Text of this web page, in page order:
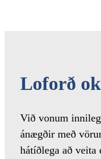
Loforð
Við vonum
ánægðir með
hátíðlega að veita